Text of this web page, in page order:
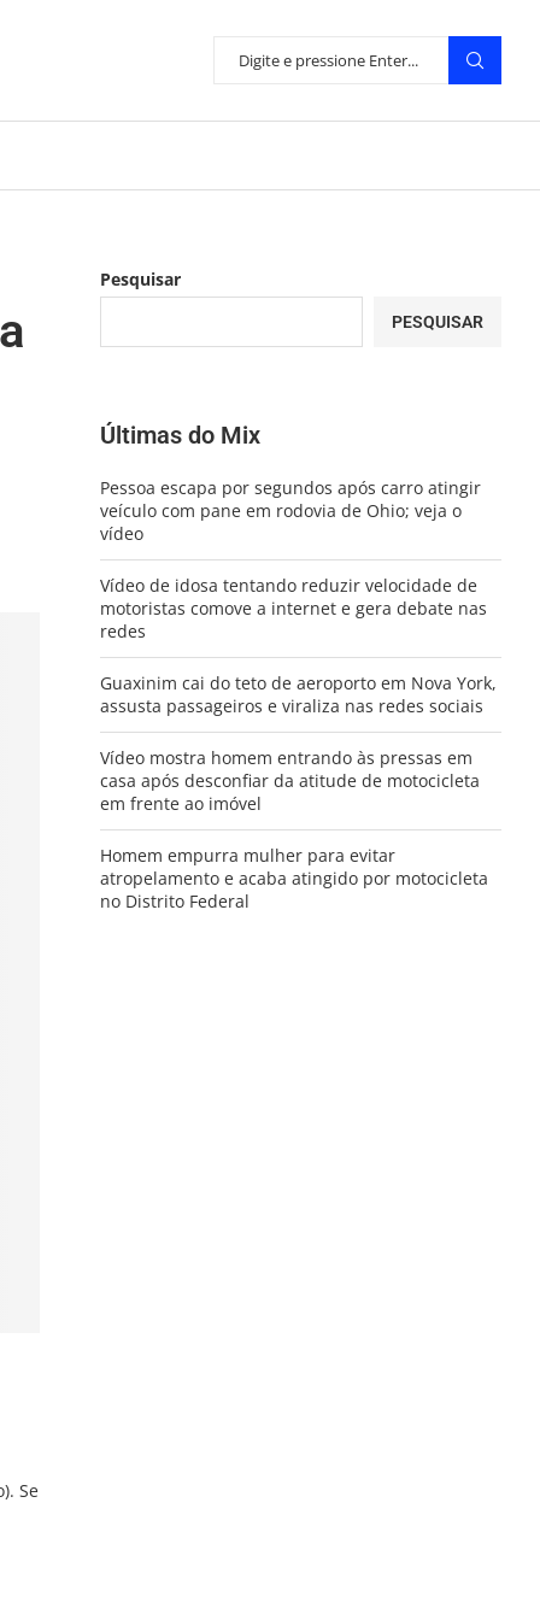
Se
Pesquisar
PESQUISAR
Últimas do Mix
Pessoa escapa por segundos após carro atingir
veículo com pane em rodovia de Ohio; veja o
vídeo
Vídeo de idosa tentando reduzir velocidade de
motoristas comove a internet e gera debate nas
redes
Guaxinim cai do teto de aeroporto em Nova York,
assusta passageiros e viraliza nas redes sociais
Vídeo mostra homem entrando às pressas em
casa após desconfiar da atitude de motocicleta
em frente ao imóvel
Homem empurra mulher para evitar
atropelamento e acaba atingido por motocicleta
no Distrito Federal